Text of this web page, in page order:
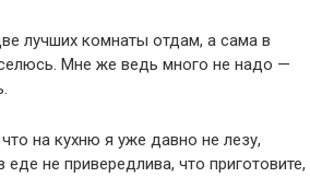
лучших комнаты отдам, а сама в
Мне же ведь много не надо —
на кухню я уже давно не лезу,
не привередлива, что приготовите,